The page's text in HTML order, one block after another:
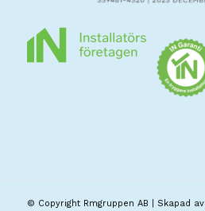
© Copyright Rmgruppen AB | Skapad av